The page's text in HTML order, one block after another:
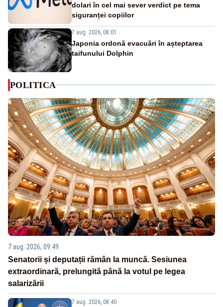
dolari în cel mai sever verdict pe tema
siguranței copiilor
7 aug. 2026, 08:01
Japonia ordonă evacuări în așteptarea
taifunului Dolphin
POLITICA
7 aug. 2026, 09:49
Senatorii și deputații rămân la muncă. Sesiunea
extraordinară, prelungită până la votul pe legea
salarizării
7 aug. 2026, 08:40